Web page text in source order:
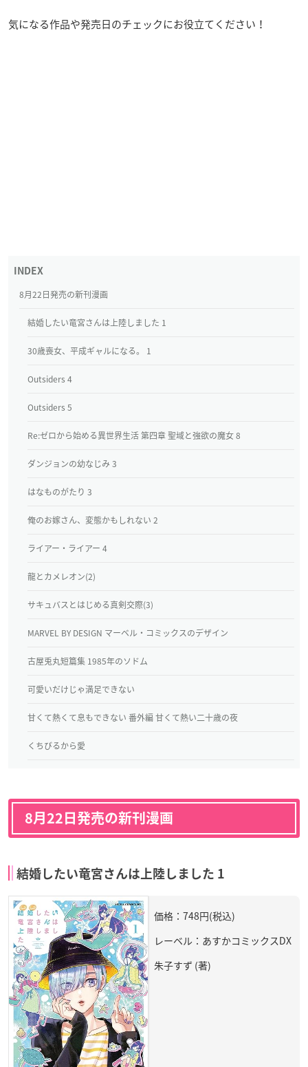
気になる作品や発売日のチェックにお役立てください！
8月22日発売の新刊漫画
結婚したい竜宮さんは上陸しました 1
30歳喪女、平成ギャルになる。 1
Outsiders 4
Outsiders 5
Re:ゼロから始める異世界生活 第四章 聖域と強欲の魔女 8
ダンジョンの幼なじみ 3
はなものがたり 3
俺のお嫁さん、変態かもしれない 2
ライアー・ライアー 4
龍とカメレオン(2)
サキュバスとはじめる真剣交際(3)
MARVEL BY DESIGN マーベル・コミックスのデザイン
古屋兎丸短篇集 1985年のソドム
可愛いだけじゃ満足できない
甘くて熱くて息もできない 番外編 甘くて熱い二十歳の夜
くちびるから愛
8月22日発売の新刊漫画
結婚したい竜宮さんは上陸しました 1
価格：748円(税込)
レーベル：あすかコミックスDX
朱子すず (著)